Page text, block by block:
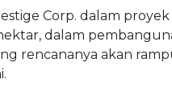
Corp. dalam
dalam
rencananya akan